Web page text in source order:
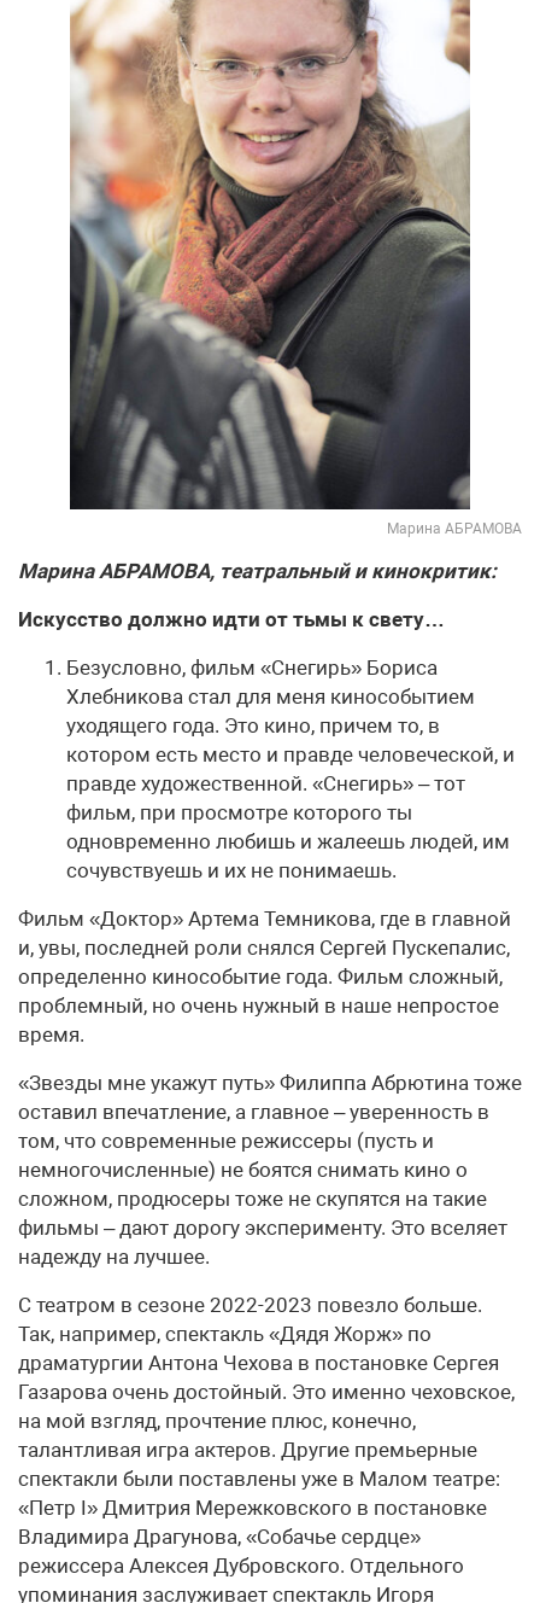
Марина АБРАМОВА
Марина АБРАМОВА, театральный и кинокритик:
Искусство должно идти от тьмы к свету…
Безусловно, фильм «Снегирь» Бориса
Хлебникова стал для меня кинособытием
уходящего года. Это кино, причем то, в
котором есть место и правде человеческой, и
правде художественной. «Снегирь» – тот
фильм, при просмотре которого ты
одновременно любишь и жалеешь людей, им
сочувствуешь и их не понимаешь.
Фильм «Доктор» Артема Темникова, где в главной
и, увы, последней роли снялся Сергей Пускепалис,
определенно кинособытие года. Фильм сложный,
проблемный, но очень нужный в наше непростое
время.
«Звезды мне укажут путь» Филиппа Абрютина тоже
оставил впечатление, а главное – уверенность в
том, что современные режиссеры (пусть и
немногочисленные) не боятся снимать кино о
сложном, продюсеры тоже не скупятся на такие
фильмы – дают дорогу эксперименту. Это вселяет
надежду на лучшее.
С театром в сезоне 2022-2023 повезло больше.
Так, например, спектакль «Дядя Жорж» по
драматургии Антона Чехова в постановке Сергея
Газарова очень достойный. Это именно чеховское,
на мой взгляд, прочтение плюс, конечно,
талантливая игра актеров. Другие премьерные
спектакли были поставлены уже в Малом театре:
«Петр I» Дмитрия Мережковского в постановке
Владимира Драгунова, «Собачье сердце»
режиссера Алексея Дубровского. Отдельного
упоминания заслуживает спектакль Игоря